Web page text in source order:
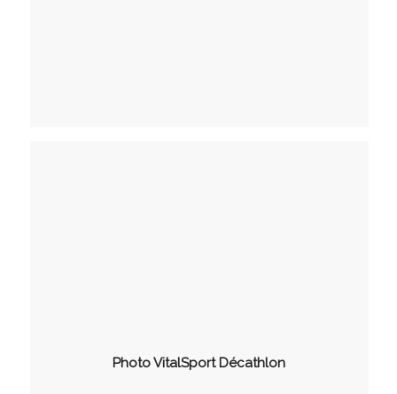
Photo VitalSport Décathlon